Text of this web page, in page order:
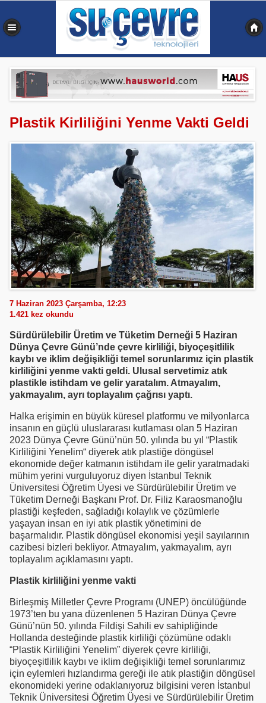
Plastik Kirliliğini Yenme Vakti Geldi
7 Haziran 2023 Çarşamba, 12:23
1.421 kez okundu
Sürdürülebilir Üretim ve Tüketim Derneği 5 Haziran
Dünya Çevre Günü’nde çevre kirliliği, biyoçeşitlilik
kaybı ve iklim değişikliği temel sorunlarımız için plastik
kirliliğini yenme vakti geldi. Ulusal servetimiz atık
plastikle istihdam ve gelir yaratalım. Atmayalım,
yakmayalım, ayrı toplayalım çağrısı yaptı.
Halka erişimin en büyük küresel platformu ve milyonlarca
insanın en güçlü uluslararası kutlaması olan 5 Haziran
2023 Dünya Çevre Günü’nün 50. yılında bu yıl “Plastik
Kirliliğini Yenelim“ diyerek atık plastiğe döngüsel
ekonomide değer katmanın istihdam ile gelir yaratmadaki
mühim yerini vurguluyoruz diyen İstanbul Teknik
Üniversitesi Öğretim Üyesi ve Sürdürülebilir Üretim ve
Tüketim Derneği Başkanı Prof. Dr. Filiz Karaosmanoğlu
plastiği keşfeden, sağladığı kolaylık ve çözümlerle
yaşayan insan en iyi atık plastik yönetimini de
başarmalıdır. Plastik döngüsel ekonomisi yeşil sayılarının
cazibesi bizleri bekliyor. Atmayalım, yakmayalım, ayrı
toplayalım açıklamasını yaptı.
Plastik kirliliğini yenme vakti
Birleşmiş Milletler Çevre Programı (UNEP) öncülüğünde
1973’ten bu yana düzenlenen 5 Haziran Dünya Çevre
Günü’nün 50. yılında Fildişi Sahili ev sahipliğinde
Hollanda desteğinde plastik kirliliği çözümüne odaklı
“Plastik Kirliliğini Yenelim” diyerek çevre kirliliği,
biyoçeşitlilik kaybı ve iklim değişikliği temel sorunlarımız
için eylemleri hızlandırma gereği ile atık plastiğin döngüsel
ekonomideki yerine odaklanıyoruz bilgisini veren İstanbul
Teknik Üniversitesi Öğretim Üyesi ve Sürdürülebilir Üretim
0,238 sn